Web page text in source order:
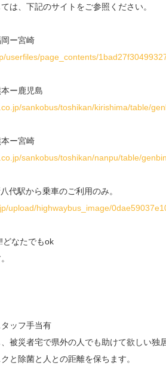
は、下記のサイトをご参照ください。
ー宮崎
userfiles/page_contents/
ー鹿児島
sankobus/toshikan/kirishima/table/
ー宮崎
sankobus/toshikan/nanpu/table/
代駅から乗車のご利用のみ。
upload/highwaybus_image/
どなたでもok
ッフ手当有
被災者宅で県外の人でも助けて欲しい独
と除菌と人との距離を保ちます。